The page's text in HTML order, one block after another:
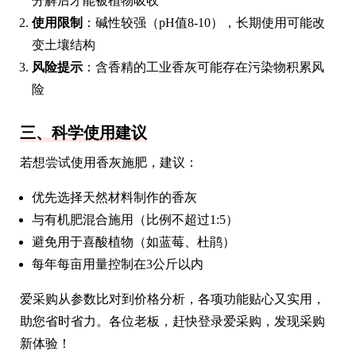
使用限制 ：碱性较强（pH值8-10），长期使用可能改
变土壤结构
风险提示 ：含香精的工业香灰可能存在污染物积累风
险
三、科学使用建议
若想尝试使用香灰施肥，建议：
优先选择天然材料制作的香灰
与有机肥混合施用（比例不超过1:5）
避免用于喜酸植物（如蓝莓、杜鹃）
每年每亩用量控制在3公斤以内
爱采购从参数比对到价格分析，各项功能贴心又实用，
助您省时省力。各位老板，赶快登录爱采购，发现采购
新体验！